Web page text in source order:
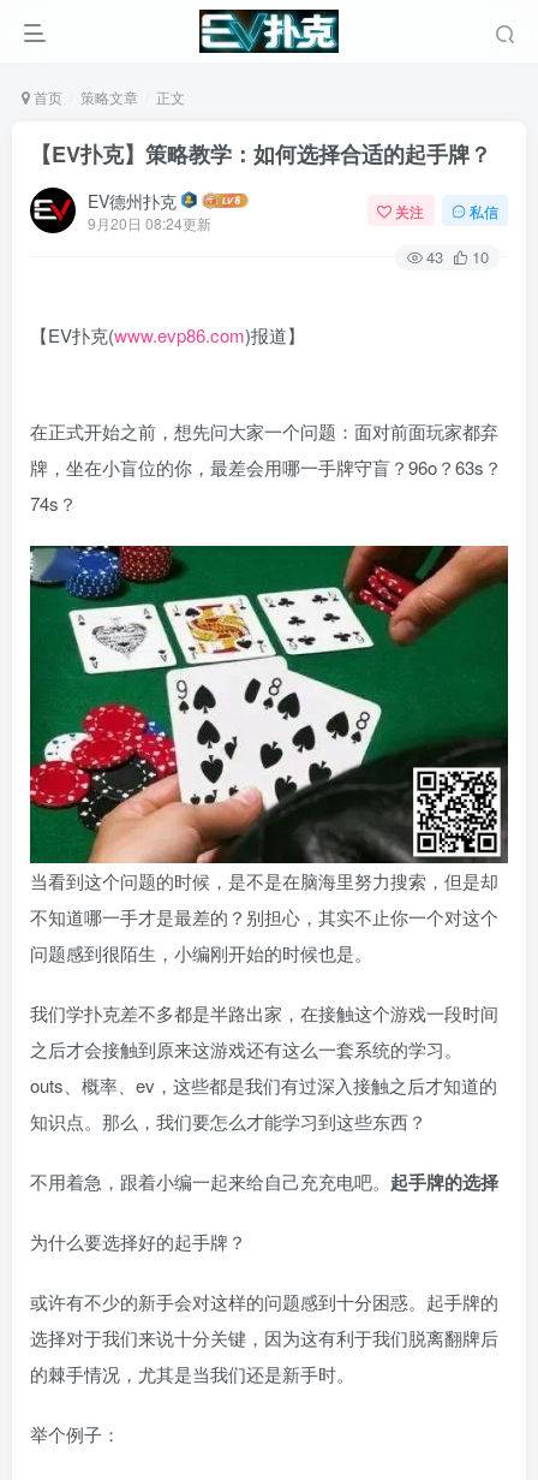
首页 策略文章 正文
【EV扑克】策略教学：如何选择合适的起手牌？
EV德州扑克
9月20日 08:24更新
关注 私信
43 10
【EV扑克(www.evp86.com)报道】
在正式开始之前，想先问大家一个问题：面对前面玩家都弃
牌，坐在小盲位的你，最差会用哪一手牌守盲？96o？63s？
74s？
当看到这个问题的时候，是不是在脑海里努力搜索，但是却
不知道哪一手才是最差的？别担心，其实不止你一个对这个
问题感到很陌生，小编刚开始的时候也是。
我们学扑克差不多都是半路出家，在接触这个游戏一段时间
之后才会接触到原来这游戏还有这么一套系统的学习。
outs、概率、ev，这些都是我们有过深入接触之后才知道的
知识点。那么，我们要怎么才能学习到这些东西？
不用着急，跟着小编一起来给自己充充电吧。 起手牌的选择
为什么要选择好的起手牌？
或许有不少的新手会对这样的问题感到十分困惑。起手牌的
选择对于我们来说十分关键，因为这有利于我们脱离翻牌后
的棘手情况，尤其是当我们还是新手时。
举个例子：